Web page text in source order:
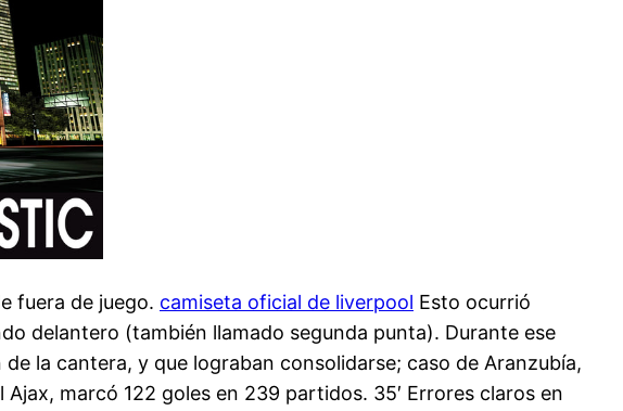
fuera de juego. camiseta oficial de liverpool Esto ocurrió
delantero (también llamado segunda punta). Durante ese
la cantera, y que lograban consolidarse; caso de Aranzubía,
marcó 122 goles en 239 partidos. 35′ Errores claros en